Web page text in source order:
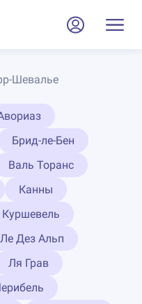
Шевалье
Брид-ле-Бен
Валь Торанс
Канны
Куршевель
Ле Дез Альп
Ля Грав